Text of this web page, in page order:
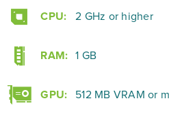
Aby skorzystać z uroków
darmowa, a świat antycznej
CPU: 2 GHz or higher
RAM: 1 GB
GPU: 512 MB VRAM or